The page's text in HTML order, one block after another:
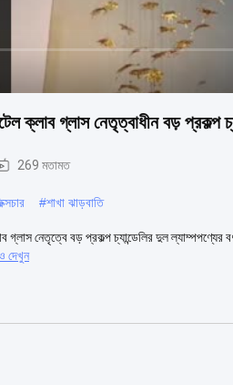
ক্লাব গ্লাস নেতৃত্বাধীন বড় প্রকল্প
269 মতামত
#শাখা ঝাড়বাতি
নেতৃত্বে বড় প্রকল্প চ্যান্ডেলির দুল
দেখুন